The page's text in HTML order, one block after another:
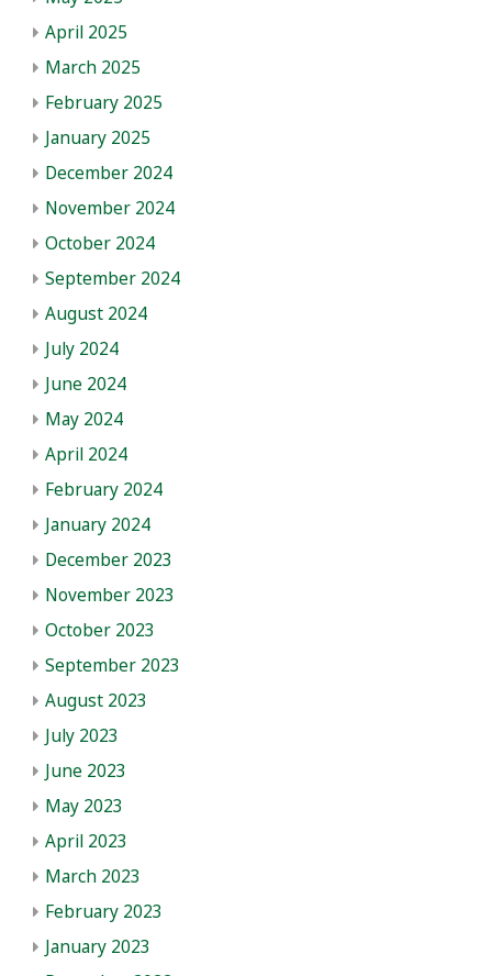
April 2025
March 2025
February 2025
January 2025
December 2024
November 2024
October 2024
September 2024
August 2024
July 2024
June 2024
May 2024
April 2024
February 2024
January 2024
December 2023
November 2023
October 2023
September 2023
August 2023
July 2023
June 2023
May 2023
April 2023
March 2023
February 2023
January 2023